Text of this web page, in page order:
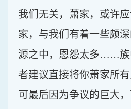
我们无关，萧家，或许
家，与我们有着一些颇
源之中，恩怨太多……族
者建议直接将你萧家所有
可最后因为争议的巨大